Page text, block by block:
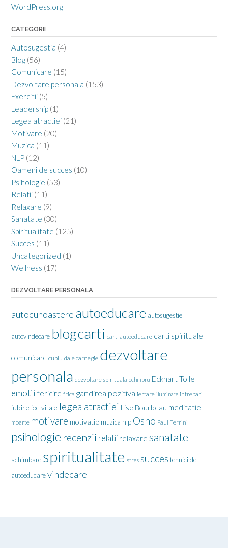
WordPress.org
CATEGORII
Autosugestia (4)
Blog (56)
Comunicare (15)
Dezvoltare personala (153)
Exercitii (5)
Leadership (1)
Legea atractiei (21)
Motivare (20)
Muzica (11)
NLP (12)
Oameni de succes (10)
Psihologie (53)
Relatii (11)
Relaxare (9)
Sanatate (30)
Spiritualitate (125)
Succes (11)
Uncategorized (1)
Wellness (17)
DEZVOLTARE PERSONALA
autocunoastere autoeducare autosugestie
autovindecare blogcarti carti autoeducare carti spirituale
comunicare cuplu dale carnegie dezvoltare
personala dezvoltare spirituala echilibru Eckhart Tolle
emotii fericire frica gandirea pozitiva iertare iluminare intrebari
iubire joe vitale legea atractiei Lise Bourbeau meditatie
moarte motivare motivatie muzica nlp Osho Paul Ferrini
psihologie recenzii relatii relaxare sanatate
schimbare spiritualitate stres succes tehnici de
autoeducarevindecare